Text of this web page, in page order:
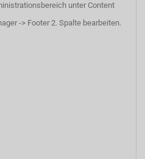
unter Content
-> Footer 2. Spalte bearbeiten.